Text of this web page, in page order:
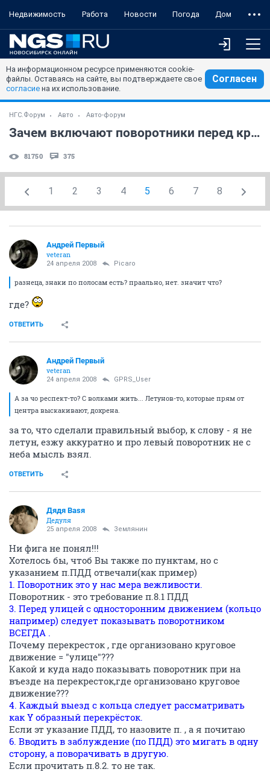
Недвижимость Работа Новости Погода Дом
На информационном ресурсе применяются cookie-
файлы. Оставаясь на сайте, вы подтверждаете свое
согласие на их использование.
Согласен
НГС.Форум Авто Авто-форум
Зачем включают поворотники перед кругом?
81750 375
1 2 3 4 5 6 7 8
Андрей Первый
veteran
24 апреля 2008 Picaro
разнеца, знаки по полосам есть? праально, нет. значит что?
где?
ОТВЕТИТЬ
Андрей Первый
veteran
24 апреля 2008 GPRS_User
А за чо респект-то? С волками жить... Летунов-то, которые прям от
центра выскакивают, дохрена.
за то, что сделали правильный выбор, к слову - я не
летун, езжу аккуратно и про левый поворотник не с
неба мысль взял.
ОТВЕТИТЬ
Дядя Ваsя
Дедуля
25 апреля 2008 Землянин
Ни фига не понял!!!
Хотелось бы, чтоб Вы также по пунктам, но с
указанием п.ПДД отвечали(как пример)
1. Поворотник это у нас мера вежливости.
Поворотник - это требование п.8.1 ПДД
3. Перед улицей с односторонним движением (кольцо
например) следует показывать поворотником
ВСЕГДА .
Почему перекресток , где организовано круговое
движение = "улице"???
Какой и куда надо показывать поворотник при на
въезде на перекресток,где организовано круговое
движение???
4. Каждый выезд с кольца следует рассматривать
как Y образный перекрёсток.
Если эт указание ПДД, то назовите п. , а я почитаю
6. Вводить в заблуждение (по ПДД) это мигать в одну
сторону, а поворачивать в другую.
Если прочитать п.8.2. то не так.